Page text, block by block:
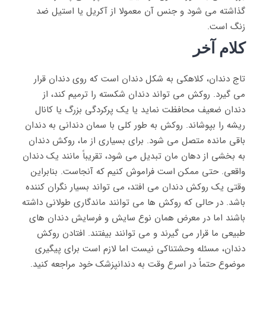
گذاشته می ‌شود و جنس آن معمولا از آکریل یا استیل ضد
زنگ است.
کلام آخر
تاج دندان، کلاهکی به شکل دندان است که روی دندان قرار
می گیرد. روکش می تواند دندان شکسته را ترمیم کند، از
دندان ضعیف محافظت نماید یا یک پرکردگی بزرگ یا کانال
ریشه را بپوشاند. روکش به طور کلی با سمان دندانی به دندان
باقی مانده متصل می شود. برای بسیاری از ما، روکش دندان
به بخشی از دهان‌ مان تبدیل می شود، تقریباً مانند یک دندان
واقعی. حتی ممکن است فراموش کنیم که آنجاست. بنابراین
وقتی یک روکش دندان می افتد، می ‌تواند بسیار نگران کننده
باشد. در حالی که روکش‌ ها می ‌توانند ماندگاری طولانی داشته
باشند اما در معرض همان نوع سایش و فرسایش دندان ‌های
طبیعی ما قرار می‌ گیرند و می توانند بیفتند. افتادن روکش
دندان، مسئله وحشتناکی نیست اما لازم است برای پیگیری
موضوع حتماً در اسرع وقت به دندانپزشک خود مراجعه کنید.